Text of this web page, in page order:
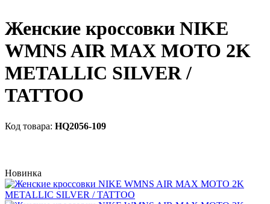
Женские кроссовки NIKE
WMNS AIR MAX MOTO 2K
METALLIC SILVER /
TATTOO
HQ2056-109
Новинка